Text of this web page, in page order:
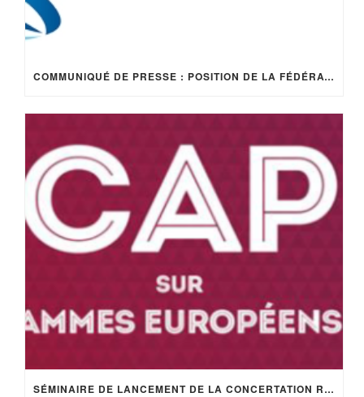
COMMUNIQUÉ DE PRESSE : POSITION DE LA FÉDÉRATION CINOV AU REGARD DE LA RE2020
SÉMINAIRE DE LANCEMENT DE LA CONCERTATION RÉGIONALE SUR LES PROGRAMMES EUROPÉENS 2021-2027 À CARCASSONNE